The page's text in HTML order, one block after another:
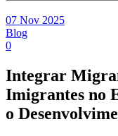
07 Nov 2025
Blog
0
Integrar
Imigrantes no
o